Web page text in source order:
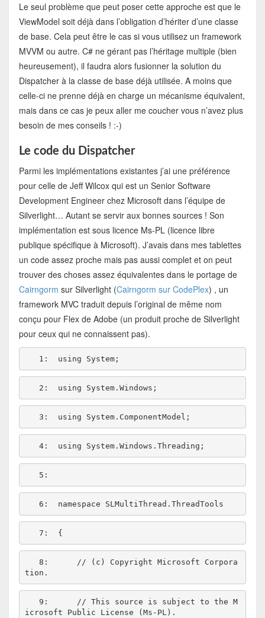
Le seul problème que peut poser cette approche est que le
ViewModel soit déjà dans l’obligation d’hériter d’une classe
de base. Cela peut être le cas si vous utilisez un framework
MVVM ou autre. C# ne gérant pas l’héritage multiple (bien
heureusement), il faudra alors fusionner la solution du
Dispatcher à la classe de base déjà utilisée. A moins que
celle-ci ne prenne déjà en charge un mécanisme équivalent,
mais dans ce cas je peux aller me coucher vous n’avez plus
besoin de mes conseils ! :-)
Le code du Dispatcher
Parmi les implémentations existantes j’ai une préférence
pour celle de Jeff Wilcox qui est un Senior Software
Development Engineer chez Microsoft dans l’équipe de
Silverlight… Autant se servir aux bonnes sources ! Son
implémentation est sous licence Ms-PL (licence libre
publique spécifique à Microsoft). J’avais dans mes tablettes
un code assez proche mais pas aussi complet et on peut
trouver des choses assez équivalentes dans le portage de
Cairngorm sur Silverlight (Cairngorm sur CodePlex) , un
framework MVC traduit depuis l’original de même nom
conçu pour Flex de Adobe (un produit proche de Silverlight
pour ceux qui ne connaissent pas).
   1:
using
   2:
using
   3:
using
   4:
using
   5:
   6:
namespace
   7:
   8:
// (c) Copyright Microsoft Corpora
tion.
   9:
// This source is subject to the M
icrosoft Public License (Ms-PL).